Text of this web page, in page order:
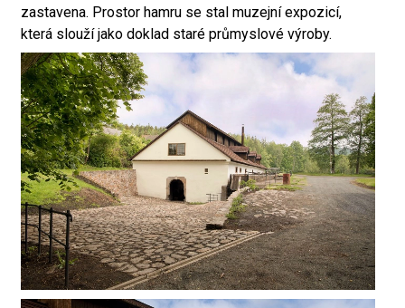
zastavena. Prostor hamru se stal muzejní expozicí,
která slouží jako doklad staré průmyslové výroby.